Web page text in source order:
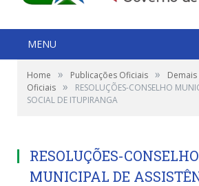
MENU
Home » Publicações Oficiais »
Oficiais »
RESOLUÇÕES-CONSELHO
SOCIAL DE ITUPIRANGA
RESOLUÇÕES-CONSELHO
MUNICIPAL DE